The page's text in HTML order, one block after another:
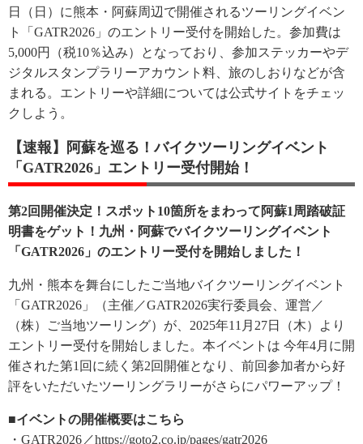
日（日）に熊本・阿蘇周辺で開催されるツーリングイベン
ト「GATR2026」のエントリー受付を開始した。参加費は
5,000円（税10％込み）となっており、参加ステッカーやデ
ジタルスタンプラリーアカウント料、旅のしおりなどが含
まれる。エントリーや詳細については公式サイトをチェッ
クしよう。
【速報】阿蘇を巡る！バイクツーリングイベント
「GATR2026」エントリー受付開始！
第2回開催決定！スポット10箇所をまわって阿蘇1周踏破証
明書をゲット！九州・阿蘇でバイクツーリングイベント
「GATR2026」のエントリー受付を開始しました！
九州・熊本を舞台にしたご当地バイクツーリングイベント
「GATR2026」（主催／GATR2026実行委員会、運営／
（株）ご当地ツーリング）が、2025年11月27日（木）より
エントリー受付を開始しました。本イベントは 今年4月に開
催された第1回に続く第2回開催となり、前回参加者から好
評をいただいたツーリングラリーがさらにパワーアップ！
■イベントの開催概要はこちら
・GATR2026／https://goto2.co.jp/pages/gatr2026